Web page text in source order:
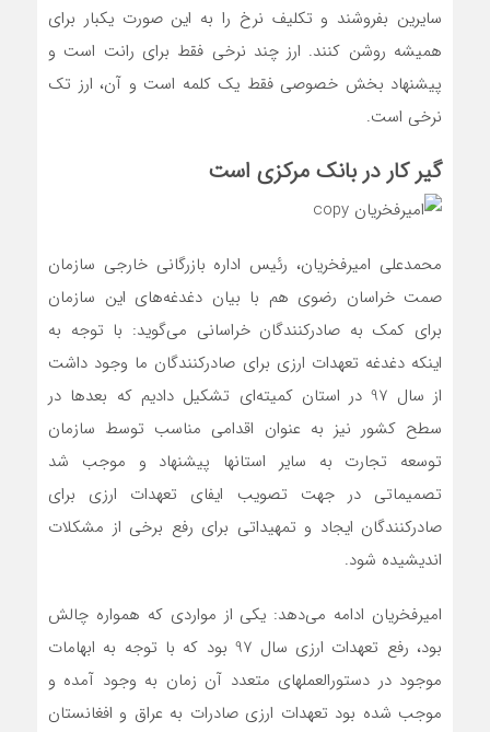
سایرین بفروشند و تکلیف نرخ را به این صورت یکبار برای
همیشه روشن کنند. ارز چند نرخی فقط برای رانت است و
پیشنهاد بخش خصوصی فقط یک کلمه است و آن، ارز تک
نرخی است.
گیر کار در بانک مرکزی است
محمدعلی امیرفخریان، رئیس اداره بازرگانی خارجی سازمان
صمت خراسان رضوی هم با بیان دغدغه‌های این سازمان
برای کمک به صادرکنندگان خراسانی می‌گوید: با توجه به
اینکه دغدغه تعهدات ارزی برای صادرکنندگان ما وجود داشت
از سال 97 در استان کمیته‌ای تشکیل دادیم که بعدها در
سطح کشور نیز به عنوان اقدامی مناسب توسط سازمان
توسعه تجارت به سایر استانها پیشنهاد و موجب شد
تصمیماتی در جهت تصویب ایفای تعهدات ارزی برای
صادرکنندگان ایجاد و تمهیداتی برای رفع برخی از مشکلات
اندیشیده شود.
امیرفخریان ادامه می‌دهد: یکی از مواردی که همواره چالش
بود، رفع تعهدات ارزی سال 97 بود که با توجه به ابهامات
موجود در دستورالعملهای متعدد آن زمان به وجود آمده و
موجب شده بود تعهدات ارزی صادرات به عراق و افغانستان